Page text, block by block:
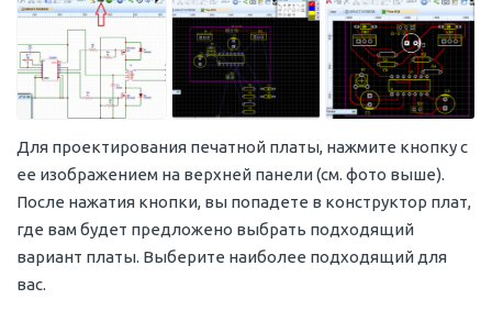
Для проектирования печатной платы, нажмите кнопку с
ее изображением на верхней панели (см. фото выше).
После нажатия кнопки, вы попадете в конструктор плат,
где вам будет предложено выбрать подходящий
вариант платы. Выберите наиболее подходящий для
вас.